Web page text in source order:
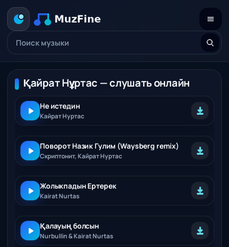
Қайрат Нұртас — слушать онлайн
Не истедин
Кайрат Нуртас
Поворот Назик Гулим (Waysberg remix)
Скриптонит, Кайрат Нуртас
Жолыкпадын Ертерек
Kairat Nurtas
Қалауың болсын
Nurbullin & Kairat Nurtas